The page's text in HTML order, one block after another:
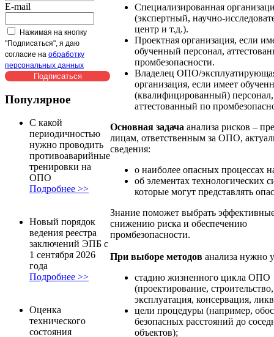
E-mail
Нажимая на кнопку
"Подписаться", я даю
согласие на обработку
персональных данных
Популярное
С какой
периодичностью
нужно проводить
противоаварийные
тренировки на
ОПО
Подробнее >>
Новый порядок
ведения реестра
заключений ЭПБ с
1 сентября 2026
года
Подробнее >>
Оценка
технического
состояния
Специализированная
(экспертный, научно-
центр и т.д.).
Проектная организация, если
обученный персонал,
промбезопасности.
Владелец ОПО/
организация, если имеет
(квалифицированный) персонал,
аттестованный по
Основная задача анализа рисков –
лицам, ответственным за ОПО,
сведения:
о наиболее опасных процессах
об элементах технологических
которые могут представлять
Знание поможет выбрать
снижению риска и обеспечению
промбезопасности.
При выборе методов анализа нужно
стадию жизненного цикла ОПО
(проектирование, строительство,
эксплуатация, консервация,
цели процедуры (например,
безопасных расстояний до
объектов);